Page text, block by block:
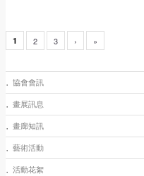
1 2 3 › »
協會會訊
畫展訊息
畫廊知訊
藝術活動
活動花絮